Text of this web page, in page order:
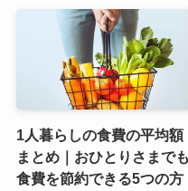
1人暮らしの食費の平均額
まとめ｜おひとりさまでも
食費を節約できる5つの方